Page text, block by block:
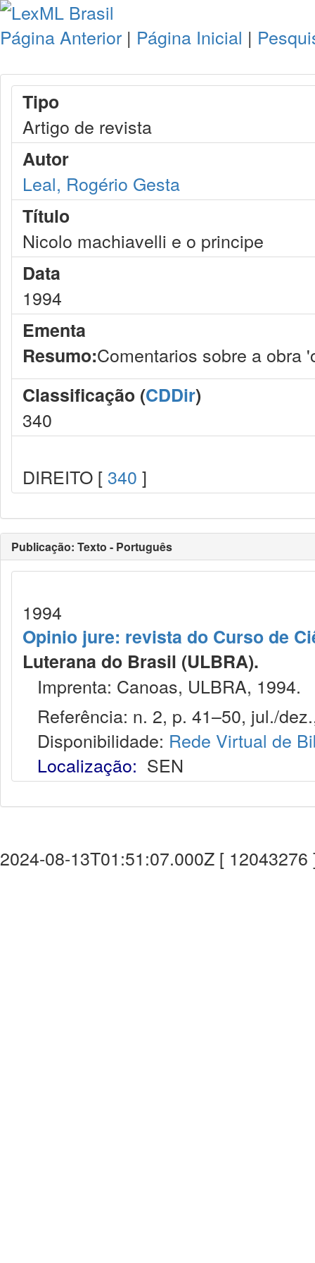
Página Anterior | Página Inicial |
Tipo
Artigo de revista
Autor
Leal, Rogério Gesta
Título
Nicolo machiavelli e o principe
Data
1994
Ementa
Resumo:Comentarios sobre a obra
Classificação (CDDir)
340
DIREITO [ 340 ]
Publicação: Texto - Português
1994
Opinio jure: revista do Curso de
Luterana do Brasil (ULBRA).
Imprenta: Canoas, ULBRA, 1994.
Referência: n. 2, p. 41–50, jul./
Disponibilidade: Rede Virtual de
Localização: SEN
2024-08-13T01:51:07.000Z [ 12043276